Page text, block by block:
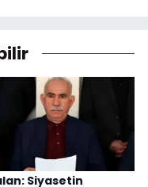
Siyasetin